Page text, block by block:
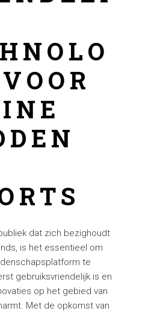
dat zich bezighoudt
is het essentieel om
te
gebruiksvriendelijk is en
op het gebied van
Met de opkomst van